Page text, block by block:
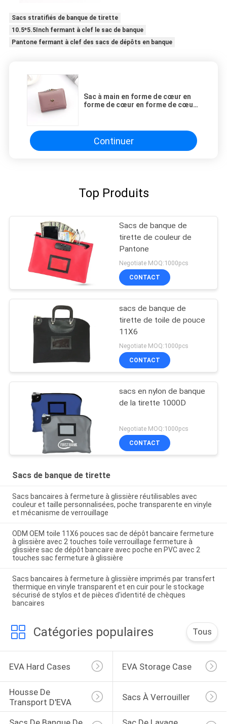
Sacs stratifiés de banque de tirette
10.5*5.5Inch fermant à clef le sac de banque
Pantone fermant à clef des sacs de dépôts en banque
Sac à main en forme de cœur en
forme de cœur en forme de cœur
Continuer
Top Produits
Sacs de banque de
tirette de couleur de
Pantone
Negotiate MOQ:1000pcs
CONTACT
sacs de banque de
tirette de toile de pouce
11X6
Negotiate MOQ:1000pcs
CONTACT
sacs en nylon de banque
de la tirette 1000D
Negotiate MOQ:1000pcs
CONTACT
Sacs de banque de tirette
Sacs bancaires à fermeture à glissière réutilisables avec
couleur et taille personnalisées, poche transparente en vinyle
et mécanisme de verrouillage
ODM OEM toile 11X6 pouces sac de dépôt bancaire fermeture
à glissière avec 2 touches toile verrouillage fermeture à
glissière sac de dépôt bancaire avec poche en PVC avec 2
touches sac fermeture à glissière
Sacs bancaires à fermeture à glissière imprimés par transfert
thermique en vinyle transparent et en cuir pour le stockage
sécurisé de stylos et de pièces d'identité de chèques
bancaires
Catégories populaires Tous
EVA Hard Cases EVA Storage Case
Housse De
Transport D'EVA
Sacs À Verrouiller